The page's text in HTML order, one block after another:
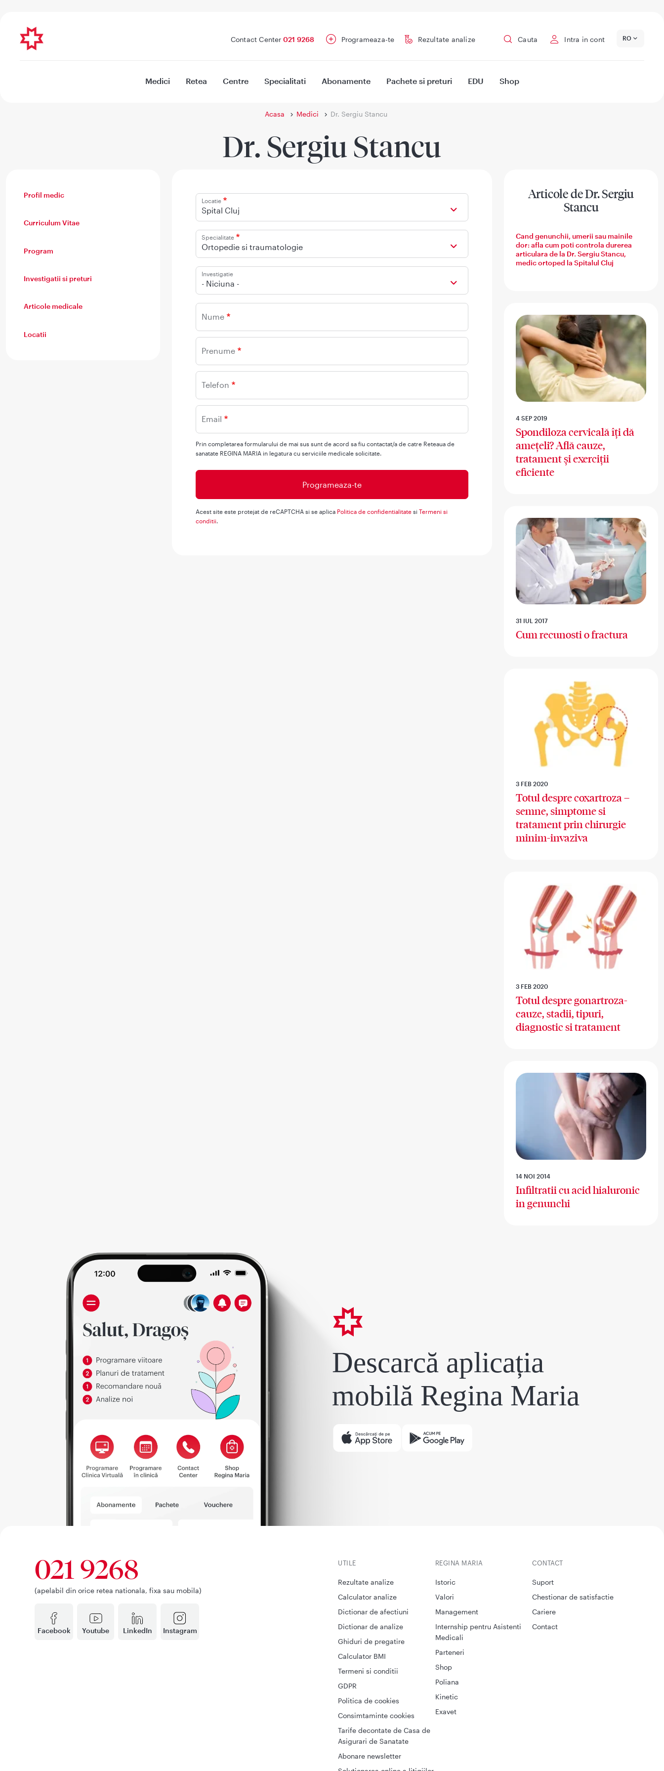
Contact Center 021 9268 Programeaza-te Rezultate analize Cauta Intra in cont RO
Medici Retea Centre Specialitati Abonamente Pachete si preturi EDU Shop
Acasa Medici Dr. Sergiu Stancu
Dr. Sergiu Stancu
Profil medic
Curriculum Vitae
Program
Investigatii si preturi
Articole medicale
Locatii
Locatie
Spital Cluj
Specialitate
Ortopedie si traumatologie
Investigatie
- Niciuna -
Nume
Prenume
Telefon
Email
Prin completarea formularului de mai sus sunt de acord sa fiu contactat/a de catre Reteaua de
sanatate REGINA MARIA in legatura cu serviciile medicale solicitate.
Acest site este protejat de reCAPTCHA si se aplica Politica de confidentialitate si Termeni si
conditii.
Articole de Dr. Sergiu
Stancu
Cand genunchii, umerii sau mainile
dor: afla cum poti controla durerea
articulara de la Dr. Sergiu Stancu,
medic ortoped la Spitalul Cluj
4 SEP 2019
Spondiloza cervicală îți dă
amețeli? Află cauze,
tratament și exerciții
eficiente
31 IUL 2017
Cum recunosti o fractura
3 FEB 2020
Totul despre coxartroza –
semne, simptome si
tratament prin chirurgie
minim-invaziva
3 FEB 2020
Totul despre gonartroza-
cauze, stadii, tipuri,
diagnostic si tratament
14 NOI 2014
Infiltratii cu acid hialuronic
in genunchi
Descarcă aplicația
mobilă Regina Maria
Facebook Youtube LinkedIn Instagram
021 9268
(apelabil din orice retea nationala, fixa sau mobila)
UTILE
Rezultate analize
Calculator analize
Dictionar de afectiuni
Dictionar de analize
Ghiduri de pregatire
Calculator BMI
Termeni si conditii
GDPR
Politica de cookies
Consimtaminte cookies
Tarife decontate de Casa de
Asigurari de Sanatate
Abonare newsletter
CONTACT
Suport
Chestionar de satisfactie
Cariere
Contact
REGINA MARIA
Istoric
Valori
Management
Internship pentru Asistenti
Medicali
Parteneri
Shop
Poliana
Kinetic
Exavet